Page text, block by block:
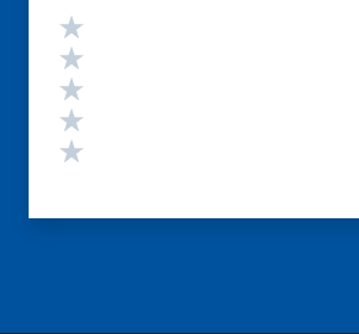
Valutazione